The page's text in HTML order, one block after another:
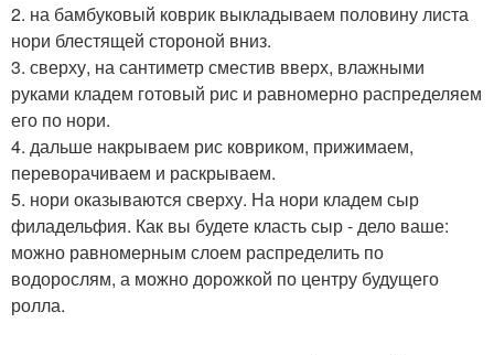
2. на бамбуковый коврик выкладываем половину листа
нори блестящей стороной вниз.
3. сверху, на сантиметр сместив вверх, влажными
руками кладем готовый рис и равномерно распределяем
его по нори.
4. дальше накрываем рис ковриком, прижимаем,
переворачиваем и раскрываем.
5. нори оказываются сверху. На нори кладем сыр
филадельфия. Как вы будете класть сыр - дело ваше:
можно равномерным слоем распределить по
водорослям, а можно дорожкой по центру будущего
ролла.